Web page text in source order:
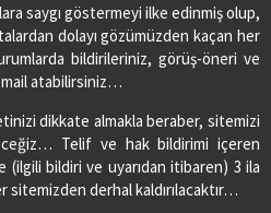
saygı göstermeyi ilke edinmiş olup,
dolayı gözümüzden kaçan her
bildirileriniz, görüş-öneri ve
mail atabilirsiniz…
dikkate almakla beraber, sitemizi
Telif ve hak bildirimi içeren
bildiri ve uyarıdan itibaren) 3 ila
derhal kaldırılacaktır…